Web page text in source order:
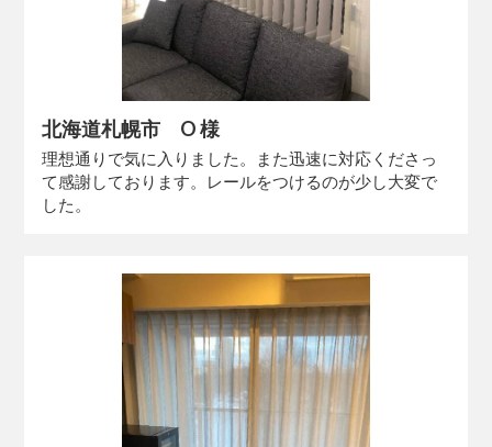
北海道札幌市 O 様
理想通りで気に入りました。また迅速に対応くださっ
て感謝しております。レールをつけるのが少し大変で
した。